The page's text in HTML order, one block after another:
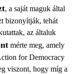
, a saját maguk által
bizonyítják, tehát
az általuk
mérte meg, amely
for Democracy
viszont, hogy míg a